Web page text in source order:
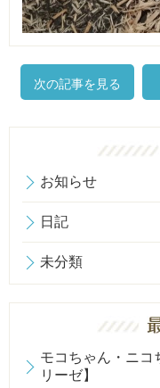
次の記事を見る
お知らせ
日記
未分類
モコちゃん・ニコ
リーゼ】